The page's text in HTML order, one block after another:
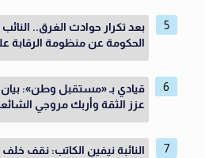
بعد تكرار حوادث الغرق..
الحكومة عن منظومة الرقابة
قيادي بـ «مستقبل وطن»:
عزز الثقة وأربك مروجي
النائبة نيفين الكاتب: نقف